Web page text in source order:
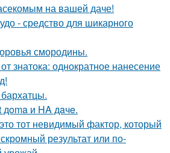
на вашей даче!
- средство для шикарного
смородины.
знатока: однократное нанесение
и HA дaчe.
тот невидимый фактор, который
результат или по-